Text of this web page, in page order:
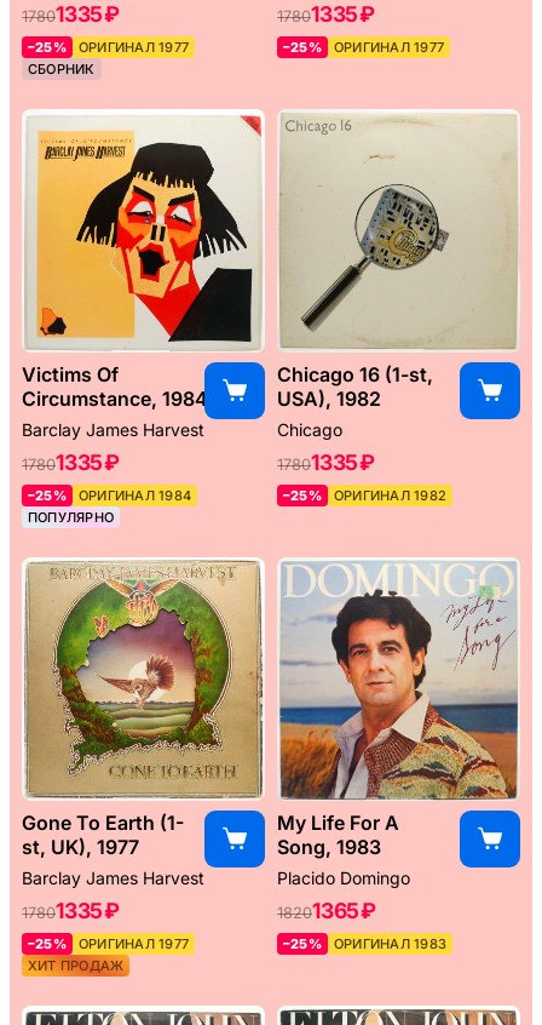
17801335 ₽
–25%
ОРИГИНАЛ 1977
СБОРНИК
17801335 ₽
–25% ОРИГИНАЛ 1977
Victims Of
Circumstance, 1984
Barclay James Harvest
17801335 ₽
–25%
ОРИГИНАЛ 1984
ПОПУЛЯРНО
Chicago 16 (1-st,
USA), 1982
Chicago
17801335 ₽
–25% ОРИГИНАЛ 1982
Gone To Earth (1-
st, UK), 1977
Barclay James Harvest
17801335 ₽
–25%
ОРИГИНАЛ 1977
ХИТ ПРОДАЖ
My Life For A
Song, 1983
Placido Domingo
18201365 ₽
–25% ОРИГИНАЛ 1983